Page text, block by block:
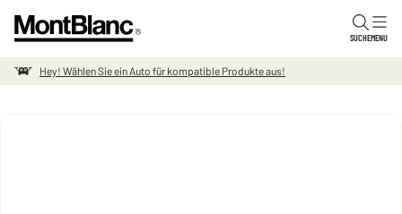
SUCHEMENU
Hey! Wählen Sie ein Auto für kompatible Produkte aus!